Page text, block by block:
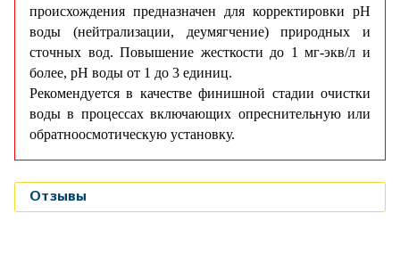
происхождения предназначен для корректировки рН
воды (нейтрализации, деумягчение) природных и
сточных вод. Повышение жесткости до 1 мг-экв/л и
более, рН воды от 1 до 3 единиц.
Рекомендуется в качестве финишной стадии очистки
воды в процессах включающих опреснительную или
обратноосмотическую установку.
Отзывы